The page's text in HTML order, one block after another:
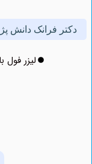
فرانک دانش پژوه
لیزر فول بادی شیراز،